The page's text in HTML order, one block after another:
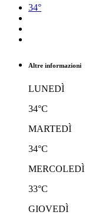
34°
Altre informazioni
LUNEDÌ
34°C
MARTEDÌ
34°C
MERCOLEDÌ
33°C
GIOVEDÌ